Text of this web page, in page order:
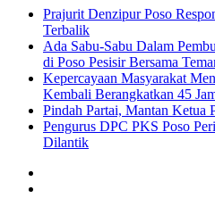
Prajurit Denzipur Poso
Terbalik
Ada Sabu-Sabu Dalam
di Poso Pesisir Bersama
Kepercayaan Masyarakat
Kembali Berangkatkan 45
Pindah Partai, Mantan Ketua
Pengurus DPC PKS Poso
Dilantik